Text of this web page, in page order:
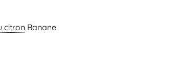
citron Banane